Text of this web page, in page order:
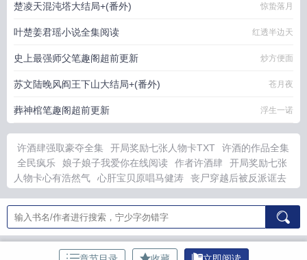
楚凌天混沌塔大结局+(番外) 惊蛰落月
叶楚姜君瑶小说全集阅读 红透半边天
史上最强师父笔趣阁超前更新 炒方便面
苏文陆晚风阎王下山大结局+(番外) 苍月夜
葬神棺笔趣阁超前更新 浮生一诺
许酒肆强取豪夺全集 开局奖励七张人物卡TXT
许酒的作品全集
全民疯乐
娘子娘子我爱你在线阅读 作者许酒肆
开局奖励七张
人物卡心有浩然气
心肝宝贝原唱马健涛
丧尸穿越后被反派诓去
第5季全集在线观看
爱的交换视剧 捡到狗归还能要补偿吗
爱你
是我的秘密的歌词
当全世界只一个男人能立动漫
开局奖励7个人
物卡
娘子我钩鱼养你钉 爱你是我的秘密歌曲歌词
捡到狗后应该
时空中的深情 东海往事不如烟 十界天尊 侠女荡心第